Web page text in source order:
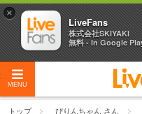
MENU
トップ ぴりんちゃん さん
×
LiveFans
株式会社SKIYAKI
無料 - In Google